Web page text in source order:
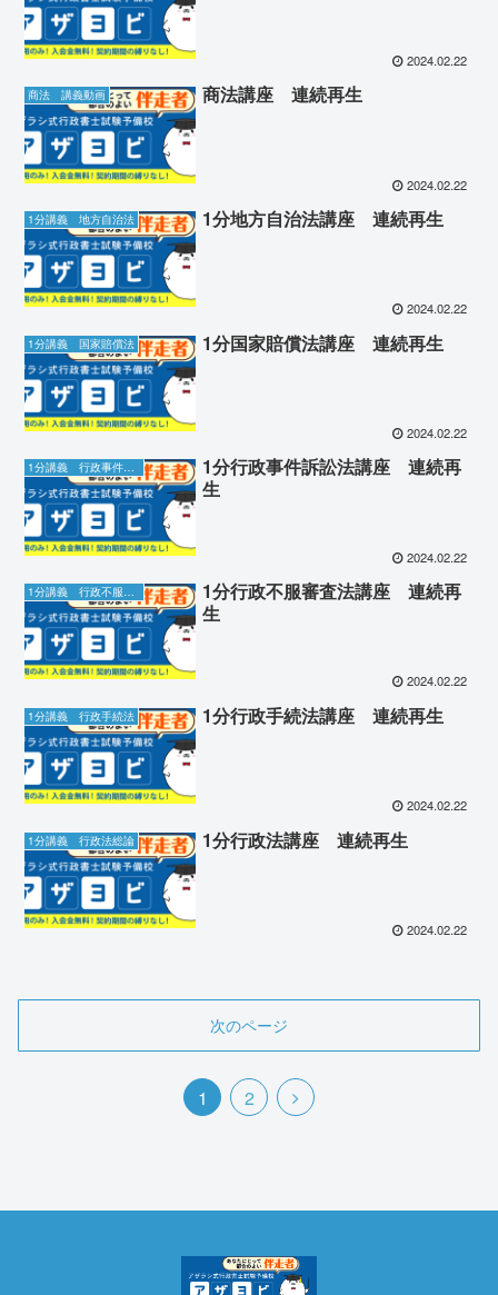
2024.02.22
商法 講義動画 商法講座 連続再生
2024.02.22
1分講義 地方自治法 1分地方自治法講座 連続再生
2024.02.22
1分講義 国家賠償法 1分国家賠償法講座 連続再生
2024.02.22
1分講義 行政事件訴訟法
1分行政事件訴訟法講座 連続再
生
2024.02.22
1分講義 行政不服審査法
1分行政不服審査法講座 連続再
生
2024.02.22
1分講義 行政手続法 1分行政手続法講座 連続再生
2024.02.22
1分講義 行政法総論 1分行政法講座 連続再生
2024.02.22
次のページ
1 2
次